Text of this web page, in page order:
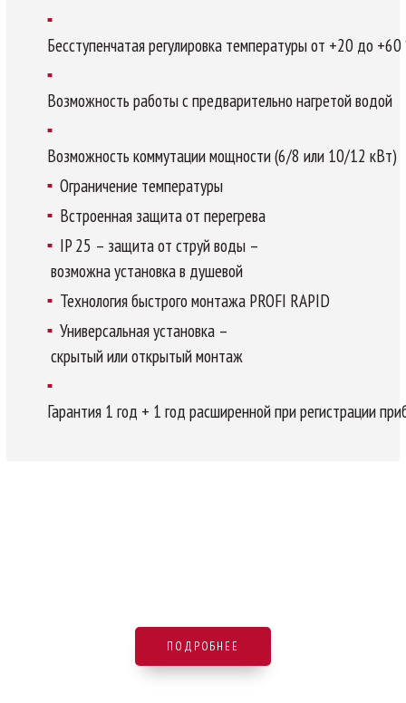
Бесступенчатая регулировка температуры от +20 до +60
Возможность работы с предварительно нагретой водой
Возможность коммутации мощности (6/8 или 10/12 кВт)
Ограничение температуры
Встроенная защита от перегрева
IP 25 – защита от струй воды –
возможна установка в душевой
Технология быстрого монтажа PROFI RAPID
Универсальная установка –
скрытый или открытый монтаж
Гарантия 1 год + 1 год расширенной при регистрации
ПОДРОБНЕЕ